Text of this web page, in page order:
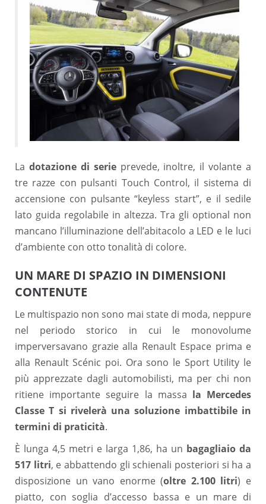
La dotazione di serieprevede, inoltre, il volante a
tre razze con pulsanti Touch Control, il sistema di
accensione con pulsante “keyless start”, e il sedile
lato guida regolabile in altezza. Tra gli optional non
mancano l’illuminazione dell’abitacolo a LED e le luci
d’ambiente con otto tonalità di colore.
UN MARE DI SPAZIO IN DIMENSIONI
CONTENUTE
Le multispazio non sono mai state di moda, neppure
nel periodo storico in cui le monovolume
imperversavano grazie alla Renault Espace prima e
alla Renault Scénic poi. Ora sono le Sport Utility le
più apprezzate dagli automobilisti, ma per chi non
ritiene importante seguire la massa la Mercedes
Classe T si rivelerà una soluzione imbattibile in
termini di praticità.
È lunga 4,5 metri e larga 1,86, ha un bagagliaio da
517 litri, e abbattendo gli schienali posteriori si ha a
disposizione un vano enorme (oltre 2.100 litri) e
piatto, con soglia d’accesso bassa e un mare di